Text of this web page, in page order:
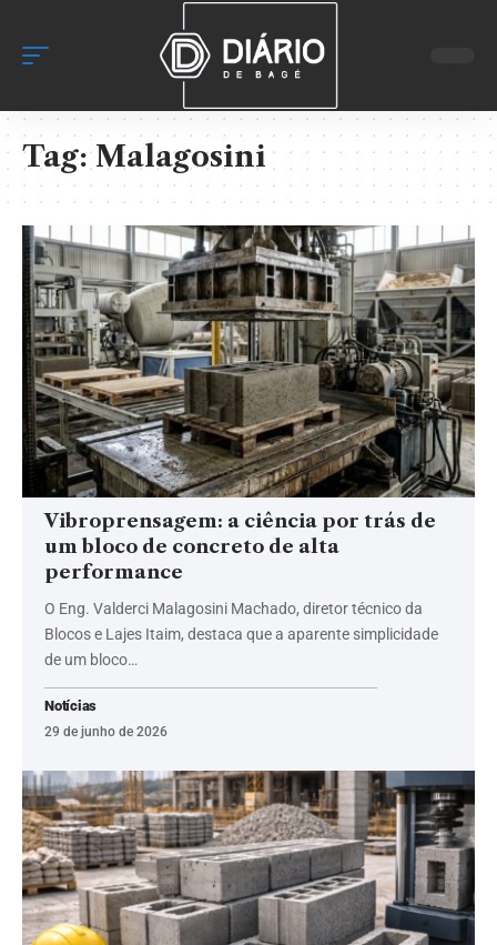
Tag:Malagosini
Vibroprensagem: a ciência por trás de
um bloco de concreto de alta
performance
O Eng. Valderci Malagosini Machado, diretor técnico da
Blocos e Lajes Itaim, destaca que a aparente simplicidade
de um bloco…
Notícias
29 de junho de 2026